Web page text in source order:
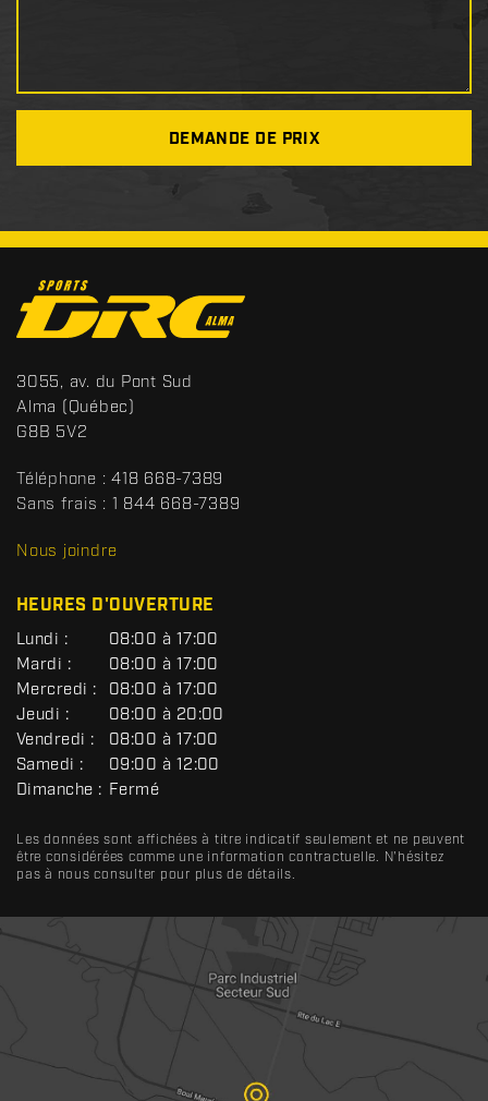
DEMANDE DE PRIX
o
n
t
a
c
t
S
p
o
t
s
R
3055, av. du Pont Sud
Alma (Québec)
G8B 5V2
Téléphone : 418 668-7389
Sans frais : 1 844 668-7389
Nous joindre
HEURES D'OUVERTURE
G
É
N
É
R
A
L
Lundi :
08:00 à 17:00
Mardi :
08:00 à 17:00
Mercredi :
08:00 à 17:00
Jeudi :
08:00 à 20:00
Vendredi :
08:00 à 17:00
Samedi :
09:00 à 12:00
Dimanche : Fermé
Les données sont affichées à titre indicatif seulement et ne peuvent
être considérées comme une information contractuelle. N'hésitez
pas à nous consulter pour plus de détails.